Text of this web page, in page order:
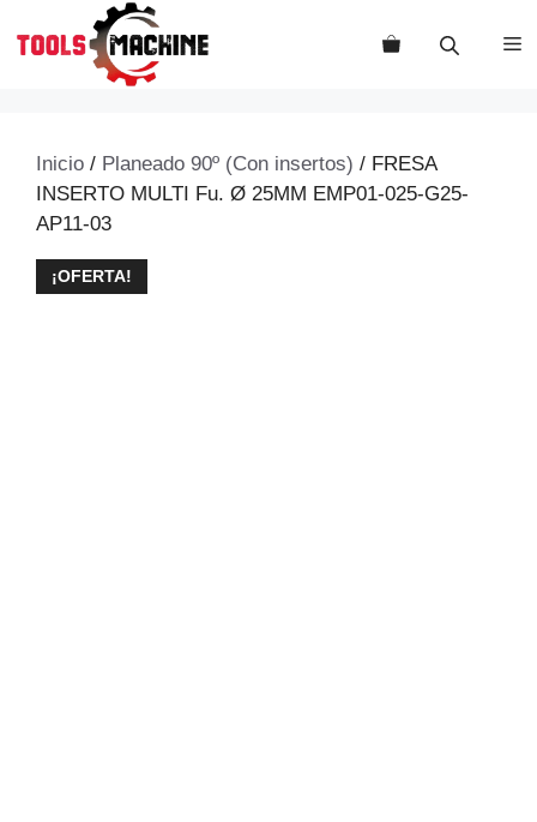
Inicio / Planeado 90º (Con insertos) / FRESA
INSERTO MULTI Fu. Ø 25MM EMP01-025-G25-
AP11-03
¡OFERTA!